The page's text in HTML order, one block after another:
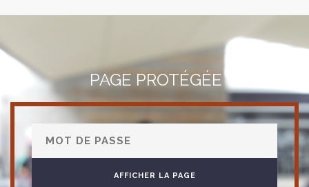
RECHERCHER
CONTACT
PAGE PROTÉGÉE